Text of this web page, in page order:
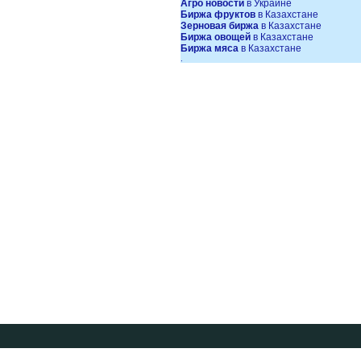
Агро новости в Украине
Биржа фруктов в Казахстане
Зерновая биржа в Казахстане
Биржа овощей в Казахстане
Биржа мяса в Казахстане